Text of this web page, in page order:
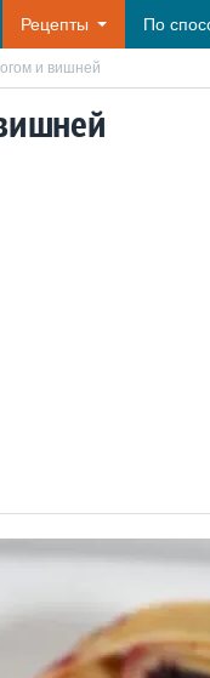
Рецепты По
и вишней